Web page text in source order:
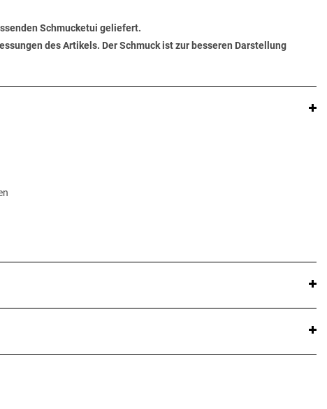
Schmucketui geliefert.
des Artikels. Der Schmuck ist zur besseren Darstellung